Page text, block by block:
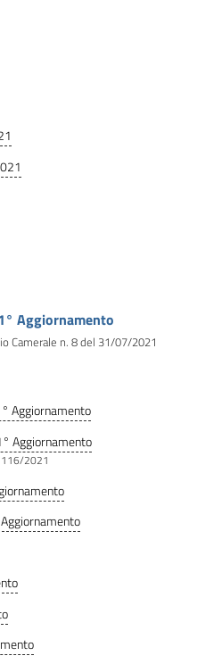
Aggiornamento
Camerale n. 8 del 31/07/2021
Aggiornamento
Aggiornamento
116/2021